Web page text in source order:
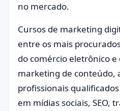
no mercado.
Cursos de marketing
entre os mais
do comércio eletrônico e
marketing de conteúdo,
profissionais
em mídias sociais, SEO,